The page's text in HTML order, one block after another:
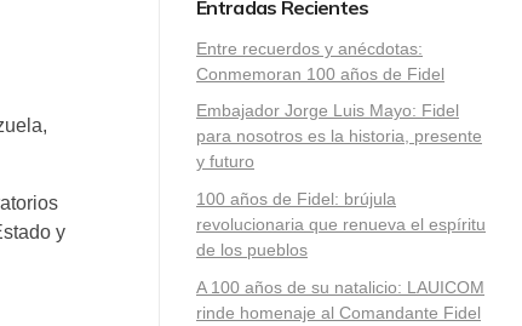
y
Entradas Recientes
Entre recuerdos y anécdotas:
Conmemoran 100 años de Fidel
Embajador Jorge Luis Mayo: Fidel
para nosotros es la historia, presente
y futuro
100 años de Fidel: brújula
revolucionaria que renueva el espíritu
de los pueblos
A 100 años de su natalicio: LAUICOM
rinde homenaje al Comandante Fidel